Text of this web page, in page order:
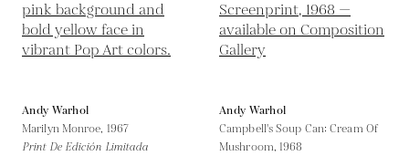
Andy Warhol
Marilyn Monroe, 1967
Print De Edición Limitada
Andy Warhol
Campbell's Soup Can: Cream Of
Mushroom, 1968